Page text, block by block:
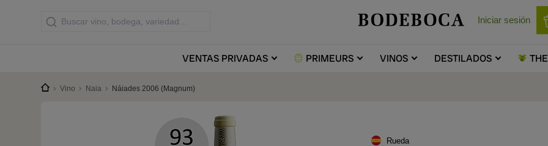
Iniciar sesión
VENTASPRIVADAS PRIMEURS VINOS DESTILADOS THE
Vino Naia Náiades 2006 (Magnum)
Rueda